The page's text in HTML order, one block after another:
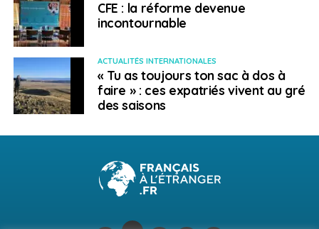
CFE : la réforme devenue
incontournable
ACTUALITÉS INTERNATIONALES
« Tu as toujours ton sac à dos à
faire » : ces expatriés vivent au gré
des saisons